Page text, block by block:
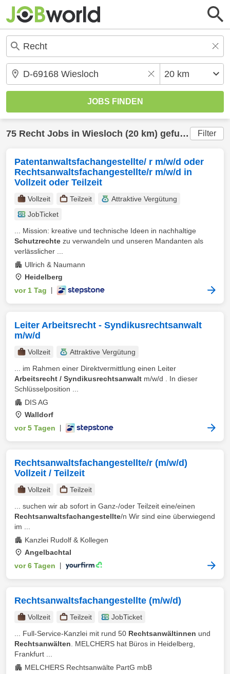
75 Recht Jobs in Wiesloch (20 km) gefunden Filter
Patentanwaltsfachangestellte/ r m/w/d oder
Rechtsanwaltsfachangestellte/r m/w/d in
Vollzeit oder Teilzeit
Vollzeit Teilzeit
Attraktive Vergütung
JobTicket
... Mission: kreative und technische Ideen in nachhaltige
Schutzrechte zu verwandeln und unseren Mandanten als
verlässlicher ...
Ullrich & Naumann
Heidelberg
vor 1 Tag
Leiter Arbeitsrecht - Syndikusrechtsanwalt
m/w/d
Vollzeit
Attraktive Vergütung
... im Rahmen einer Direktvermittlung einen Leiter
Arbeitsrecht / Syndikusrechtsanwalt m/w/d . In dieser
Schlüsselposition ...
DIS AG
Walldorf
vor 5 Tagen
Rechtsanwaltsfachangestellte/r (m/w/d)
Vollzeit / Teilzeit
Vollzeit
Teilzeit
... suchen wir ab sofort in Ganz-/oder Teilzeit eine/einen
Rechtsanwaltsfachangestellte/n Wir sind eine überwiegend
im ...
Kanzlei Rudolf & Kollegen
Angelbachtal
vor 6 Tagen
Rechtsanwaltsfachangestellte (m/w/d)
Vollzeit Teilzeit
JobTicket
... Full-Service-Kanzlei mit rund 50 Rechtsanwältinnen und
Rechtsanwälten . MELCHERS hat Büros in Heidelberg,
Frankfurt ...
MELCHERS Rechtsanwälte PartG mbB